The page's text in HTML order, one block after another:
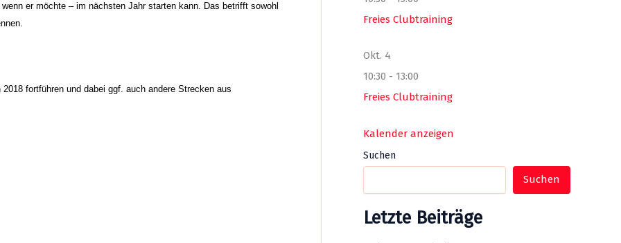
er möchte – im nächsten Jahr starten kann. Das betrifft sowohl
fortführen und dabei ggf. auch andere Strecken aus
Freies Clubtraining
Okt. 4
10:30 - 13:00
Freies Clubtraining
Kalender anzeigen
Suchen
Suchen
Letzte Beiträge